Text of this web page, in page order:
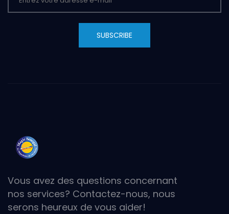
SUBSCRIBE
Vous avez des questions concernant
nos services? Contactez-nous, nous
serons heureux de vous aider!